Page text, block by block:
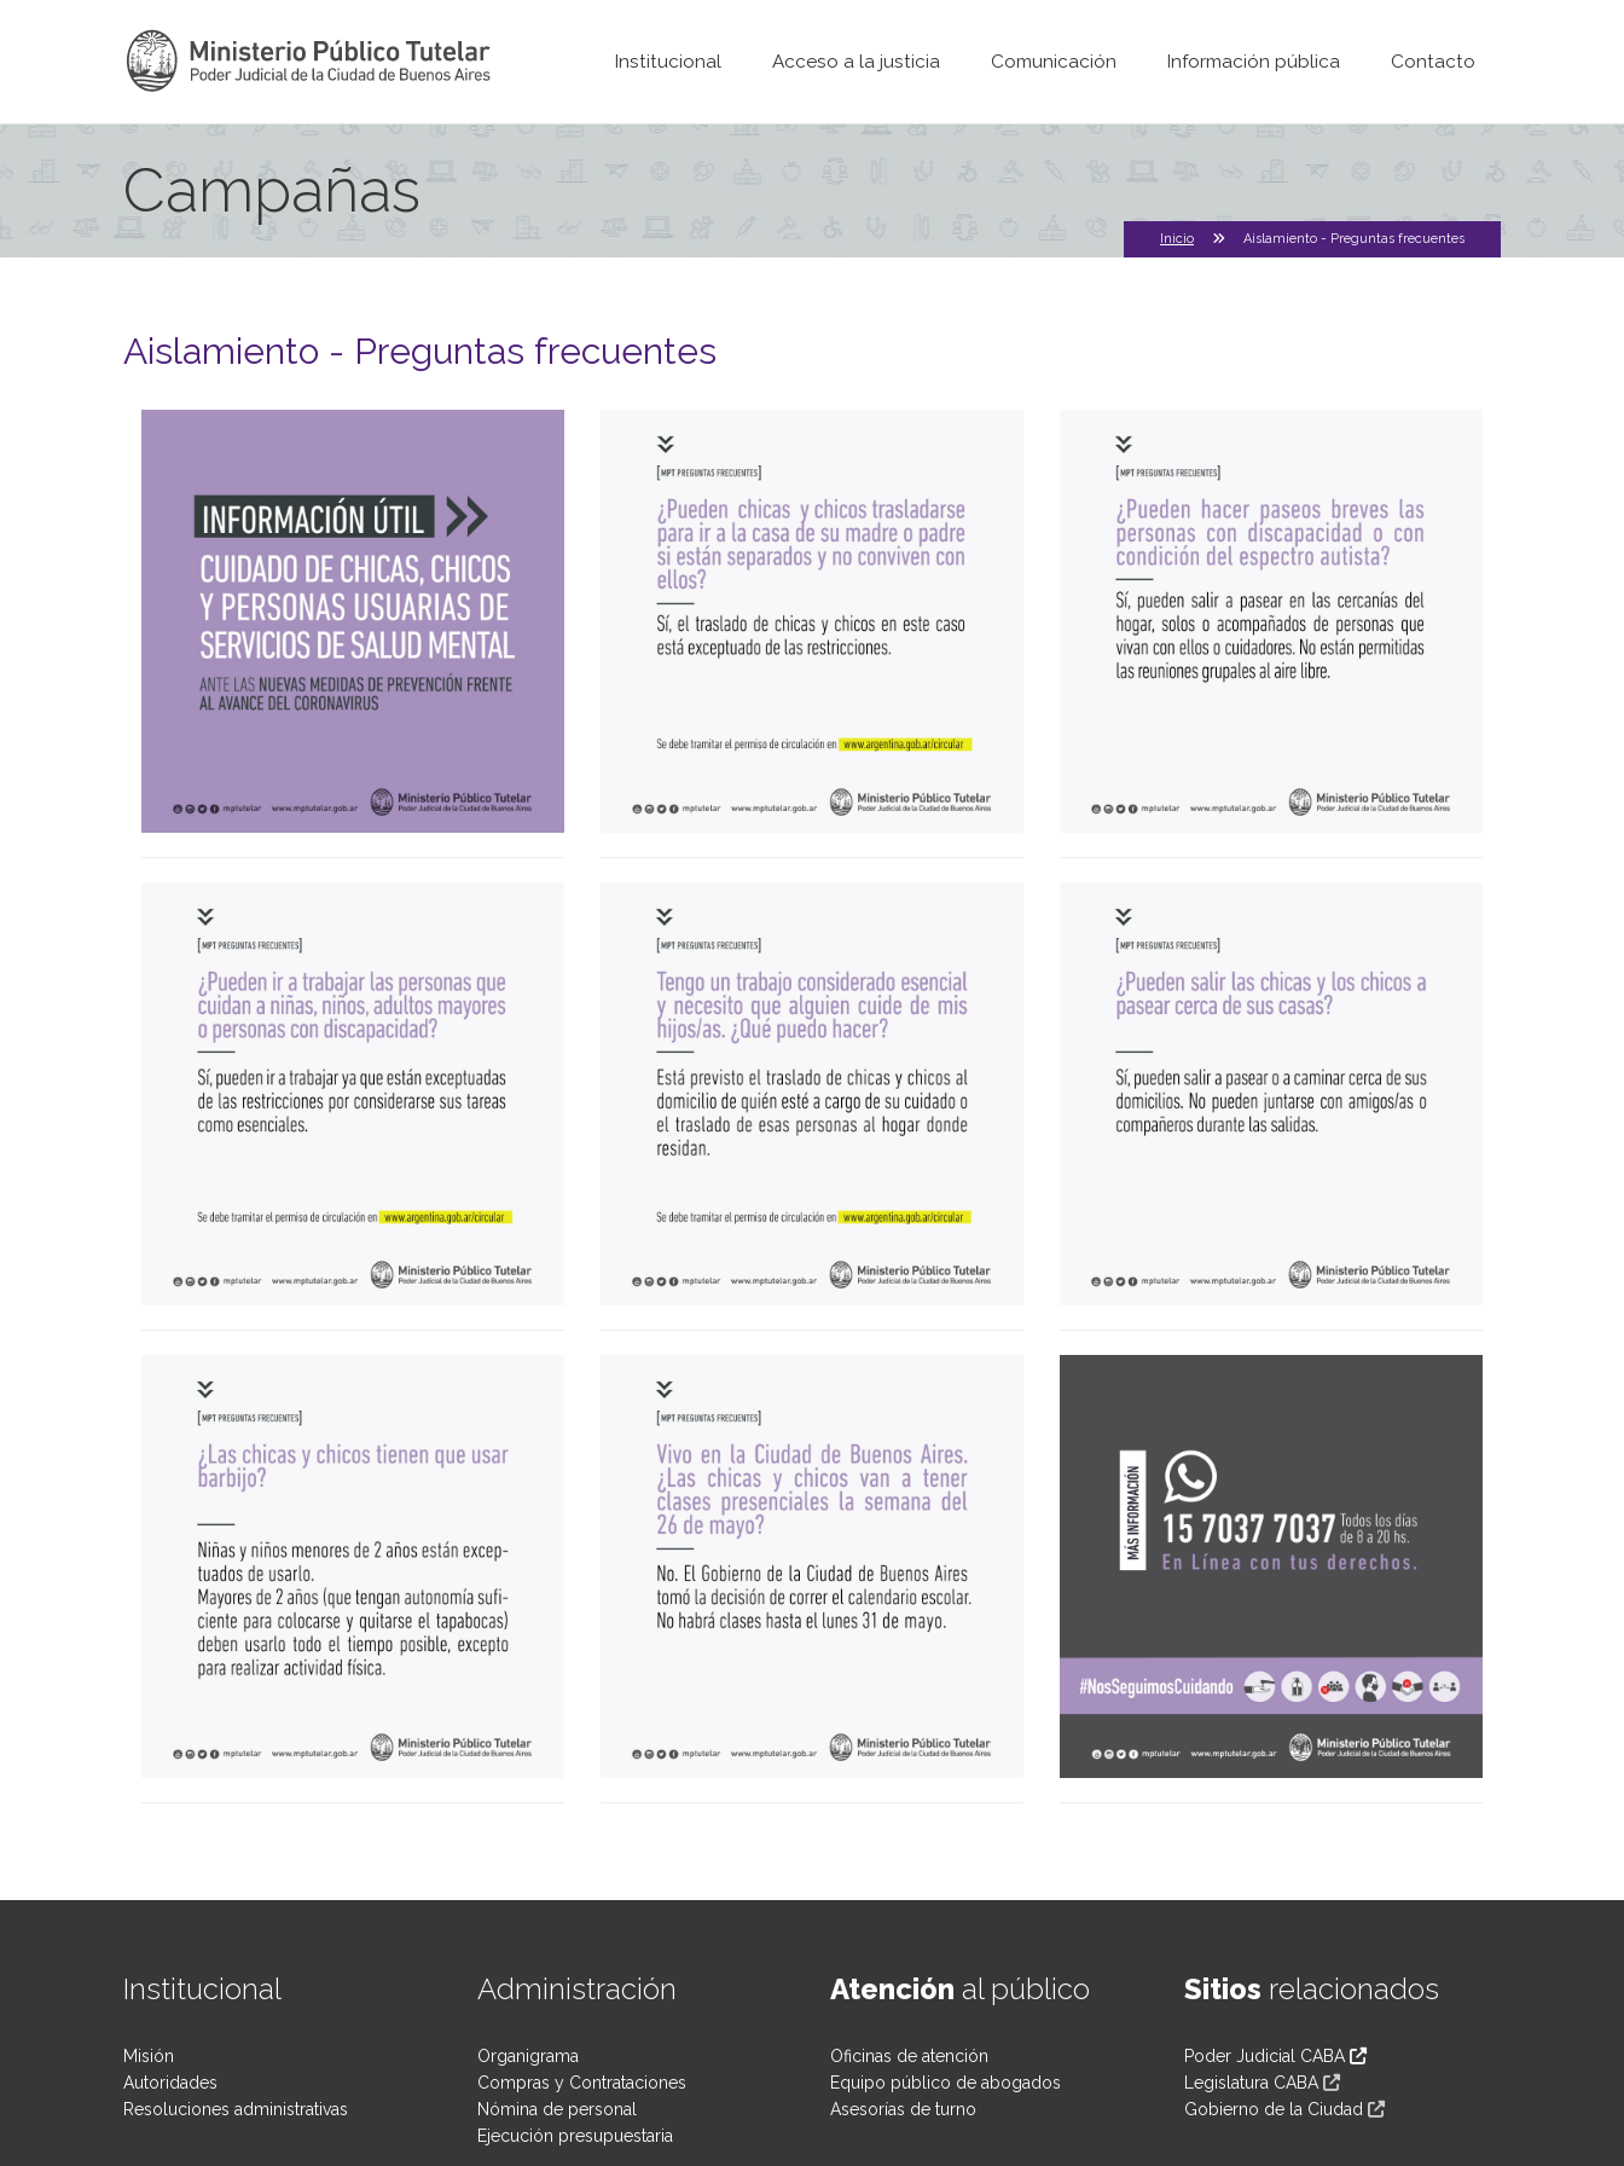
Institucional Acceso a la justicia Comunicación Información pública Contacto
Campañas
Inicio Aislamiento - Preguntas frecuentes
Aislamiento - Preguntas frecuentes
Institucional
Misión
Autoridades
Resoluciones administrativas
Administración
Organigrama
Compras y Contrataciones
Nómina de personal
Ejecución presupuestaria
Atención al público
Oficinas de atención
Equipo público de abogados
Asesorías de turno
Sitios relacionados
Poder Judicial CABA
Legislatura CABA
Gobierno de la Ciudad